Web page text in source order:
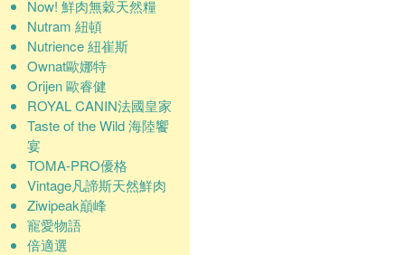
Now! 鮮肉無穀天然糧
Nutram 紐頓
Nutrience 紐崔斯
Ownat歐娜特
Orijen 歐睿健
ROYAL CANIN法國皇家
Taste of the Wild 海陸饗
宴
TOMA-PRO優格
Vintage凡諦斯天然鮮肉
Ziwipeak巔峰
寵愛物語
倍適選